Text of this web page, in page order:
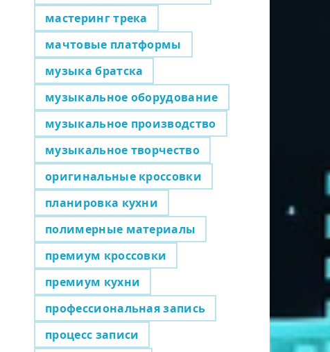
мастеринг трека
мачтовые платформы
музыка братска
музыкальное оборудование
музыкальное производство
музыкальное творчество
оригинальные кроссовки
планировка кухни
полимерные материалы
премиум кроссовки
премиум кухни
профессиональная запись
процесс записи